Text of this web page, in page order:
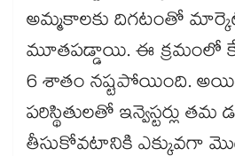
అమ్మకాలకు దిగటంతో
మూతపడ్డాయి. ఈ క్రమంలో
6 శాతం నష్టపోయింది.
పరిస్థితులతో ఇన్వెస్టర్లు తమ
తీసుకోవటానికి ఎక్కువగా